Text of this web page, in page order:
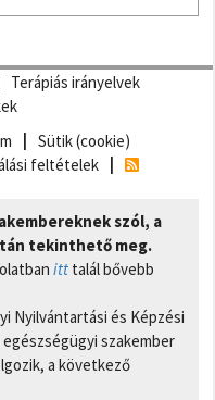
Terápiás irányelvek
Sütik (cookie)
feltételek
szól, a
tekinthető meg.
itt talál bővebb
Nyilvántartási és Képzési
szakember
a következő